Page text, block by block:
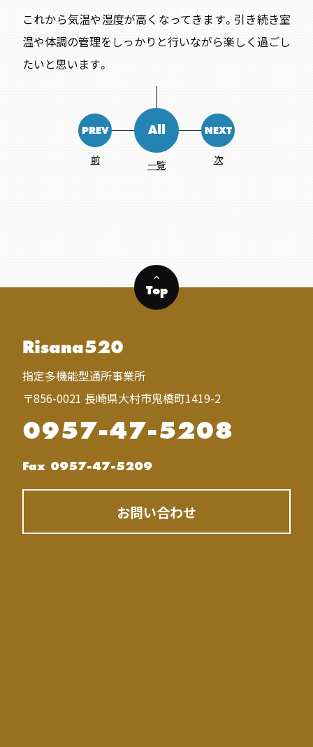
これから気温や湿度が高くなってきます。引き続き室
温や体調の管理をしっかりと行いながら楽しく過ごし
たいと思います。
PREV
前
All
一覧
NEXT
次
keyboard_arrow_up
Top
Risana520
指定多機能型通所事業所
〒856-0021 長崎県大村市鬼橋町1419-2
0957-47-5208
Fax 0957-47-5209
お問い合わせ